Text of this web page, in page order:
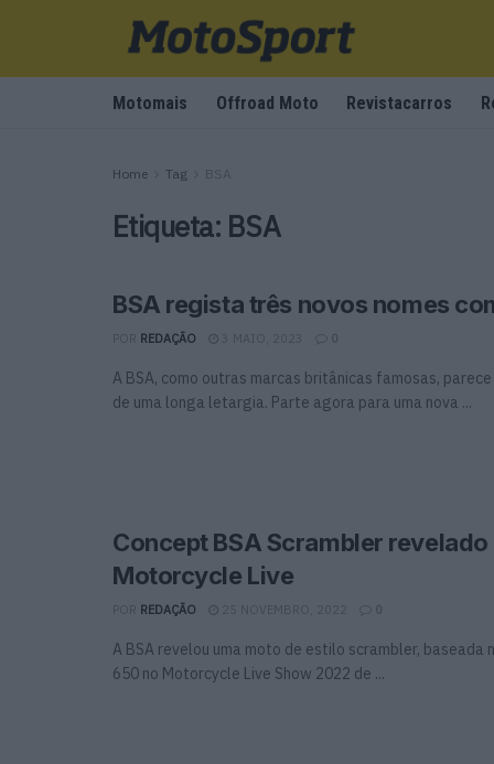
Motomais Offroad Moto Revistacarros
Home Tag BSA
Etiqueta: BSA
BSA regista três novos nomes
REDAÇÃO 3 MAIO, 2023 0
A BSA, como outras marcas britânicas famosas,
de uma longa letargia. Parte agora para uma nova ...
Concept BSA Scrambler revelado
Motorcycle Live
REDAÇÃO 25 NOVEMBRO, 2022 0
A BSA revelou uma moto de estilo scrambler, baseada
650 no Motorcycle Live Show 2022 de ...